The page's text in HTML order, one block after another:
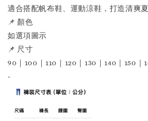
適合搭配帆布鞋、運動涼鞋，打造清爽
📌 顏色
如選項圖示
📌 尺寸
90｜100｜110｜120｜130｜140｜150｜
-